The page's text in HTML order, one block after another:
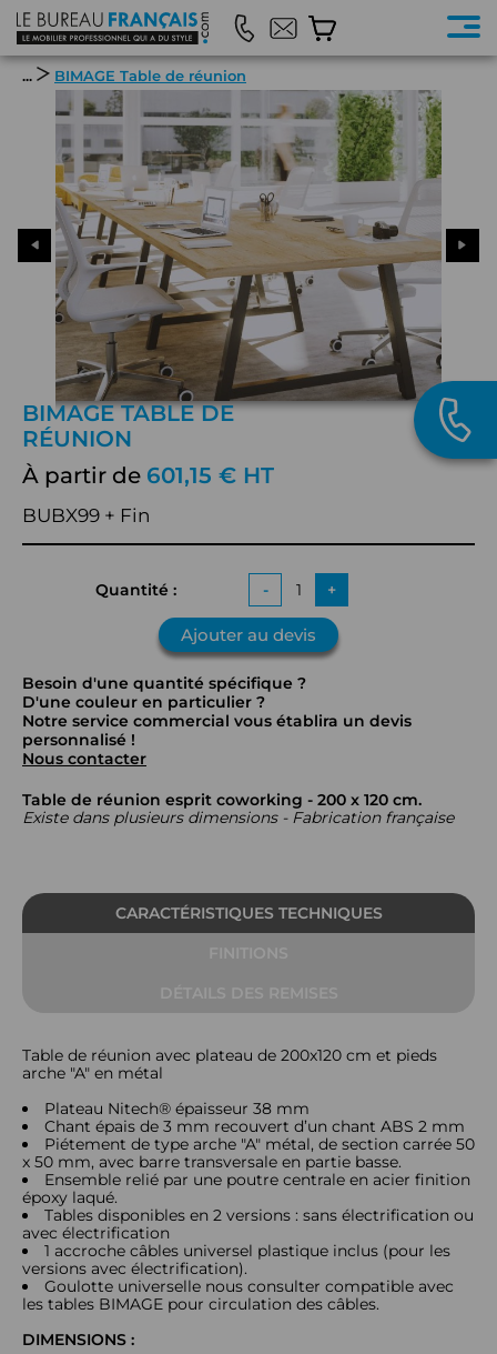
... BIMAGE Table de réunion
BIMAGE TABLE DE
RÉUNION
À partir de 601,15 € HT
BUBX99 + Fin
Quantité : - +
Ajouter au devis
Besoin d'une quantité spécifique ?
D'une couleur en particulier ?
Notre service commercial vous établira un devis
personnalisé !
Nous contacter
Table de réunion esprit coworking - 200 x 120 cm.
Existe dans plusieurs dimensions - Fabrication française
CARACTÉRISTIQUES TECHNIQUES
Table de réunion avec plateau de 200x120 cm et pieds
arche "A" en métal
Plateau Nitech® épaisseur 38 mm
Chant épais de 3 mm recouvert d’un chant ABS 2 mm
Piétement de type arche "A" métal, de section carrée 50
x 50 mm, avec barre transversale en partie basse.
Ensemble relié par une poutre centrale en acier finition
époxy laqué.
Tables disponibles en 2 versions : sans électrification ou
avec électrification
1 accroche câbles universel plastique inclus (pour les
versions avec électrification).
Goulotte universelle nous consulter compatible avec
les tables BIMAGE pour circulation des câbles.
DIMENSIONS :